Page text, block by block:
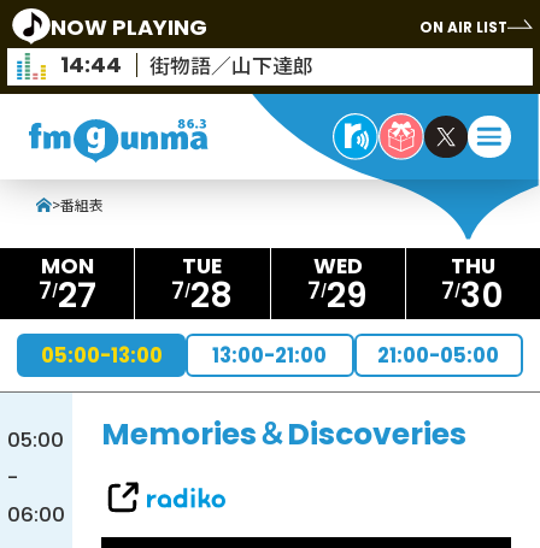
NOW PLAYING ON AIR LIST
14:44 街物語／山下達郎
>番組表
7 27 7 28 7 29 7 30
05:00-13:00 13:00-21:00 21:00-05:00
05:00
-
06:00
Memories＆Discoveries